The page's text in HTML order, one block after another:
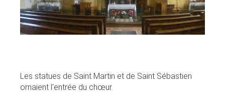
Les statues de Saint Martin et de Saint Sébastien
ornaient l'entrée du chœur.